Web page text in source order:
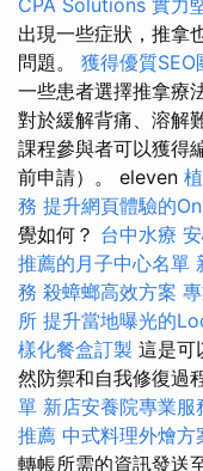
CPA Solutions 實力
出現一些症狀，推拿
問題。 獲得優質SEO
一些患者選擇推拿療
對於緩解背痛、溶解
課程參與者可以獲得
前申請）。 eleven
務 提升網頁體驗的
覺如何？ 台中水療
推薦的月子中心名單
務 殺蟑螂高效方案
所 提升當地曝光的
樣化餐盒訂製 這是可
然防禦和自我修復過
單 新店安養院專業服
推薦 中式料理外燴方
轉帳所需的資訊發送